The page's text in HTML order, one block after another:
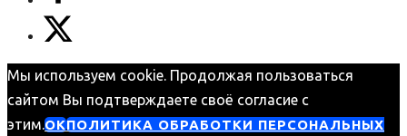
Мы используем cookie. Продолжая пользоваться
сайтом Вы подтверждаете своё согласие с
этим.ОКПОЛИТИКА ОБРАБОТКИ ПЕРСОНАЛЬНЫХ